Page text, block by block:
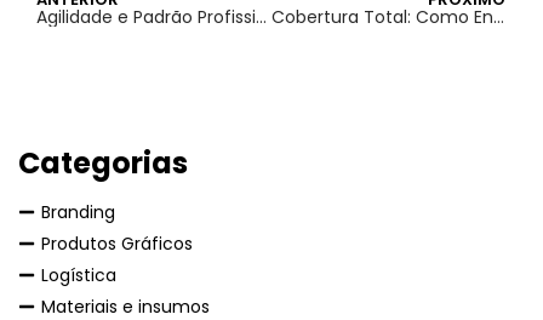
Agilidade e Padrão Profissional: Benefícios de Processos Rápidos na Aider Graff Cobertura Total: Como Entregar Materiais Personalizados em Todo o Brasil sem Complicação
Categorias
Branding
Produtos Gráficos
Logística
Materiais e insumos